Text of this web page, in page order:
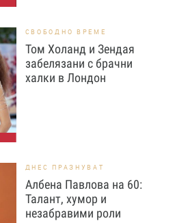
СВОБОДНО ВРЕМЕ
Том Холанд и Зендая
забелязани с брачни
халки в Лондон
ДНЕС ПРАЗНУВАТ
Албена Павлова на 60:
Талант, хумор и
незабравими роли